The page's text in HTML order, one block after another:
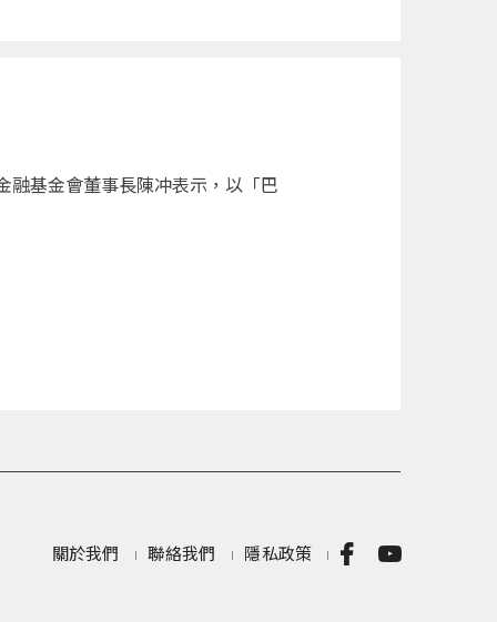
融基金會董事長陳冲表示，以「巴
關於我們 聯絡我們 隱私政策